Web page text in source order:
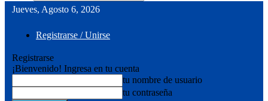
Jueves, Agosto 6, 2026
Registrarse / Unirse
Registrarse
¡Bienvenido! Ingresa en tu cuenta
tu nombre de usuario
tu contraseña